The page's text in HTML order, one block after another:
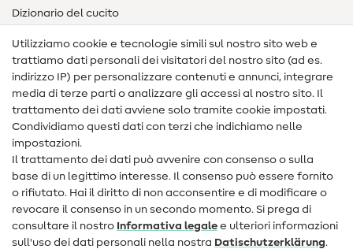
Dizionario del cucito
Nähanleitungen
Assistenza e contatto
Contatto
Informazioni sul nuovo proprietario
FAQ
Diritto di recesso
Popolare
Utilizziamo cookie e tecnologie simili sul nostro sito web e
trattiamo dati personali dei visitatori del nostro sito (ad es.
indirizzo IP) per personalizzare contenuti e annunci, integrare
media di terze parti o analizzare gli accessi al nostro sito. Il
trattamento dei dati avviene solo tramite cookie impostati.
Condividiamo questi dati con terzi che indichiamo nelle
impostazioni.
Il trattamento dei dati può avvenire con consenso o sulla
base di un legittimo interesse. Il consenso può essere fornito
o rifiutato. Hai il diritto di non acconsentire e di modificare o
revocare il consenso in un secondo momento. Si prega di
consultare il nostro Informativa legale e ulteriori informazioni
sull'uso dei dati personali nella nostra Dati­schutz­erklärung.